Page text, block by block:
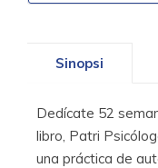
Sinopsi
Dedícate 52
libro, Patri
una práctica de